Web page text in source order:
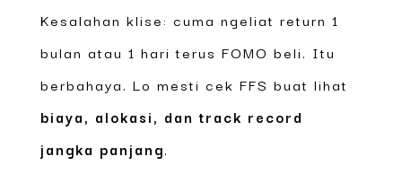
Kesalahan klise: cuma ngeliat return 1
bulan atau 1 hari terus FOMO beli. Itu
berbahaya. Lo mesti cek FFS buat lihat
biaya, alokasi, dan track record
jangka panjang.